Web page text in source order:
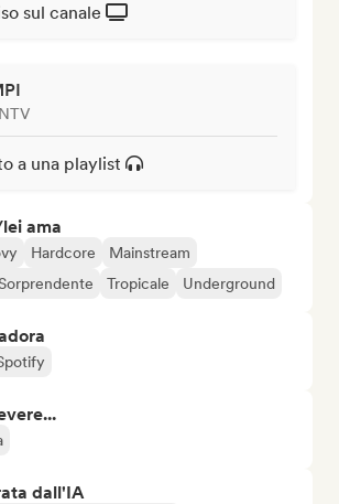
sul canale
a una playlist
ama
Hardcore
Mainstream
Tropicale Underground
dall'IA